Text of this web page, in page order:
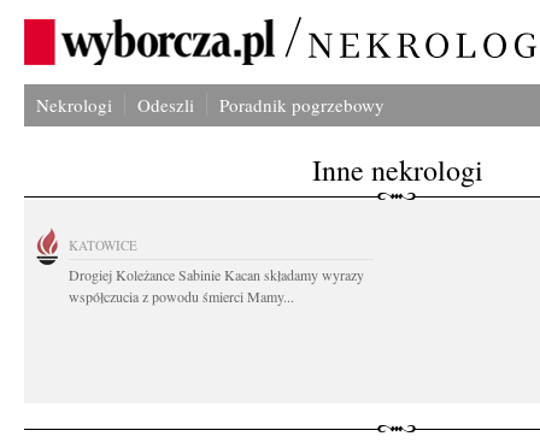
Nekrologi Odeszli Poradnik pogrzebowy
Inne nekrologi
KATOWICE
Drogiej Koleżance Sabinie Kacan składamy wyrazy
współczucia z powodu śmierci Mamy...